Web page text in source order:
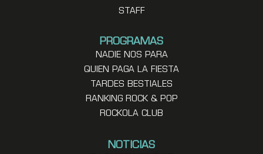
STAFF
PROGRAMAS
NADIE NOS PARA
QUIEN PAGA LA FIESTA
TARDES BESTIALES
RANKING ROCK & POP
ROCKOLA CLUB
NOTICIAS